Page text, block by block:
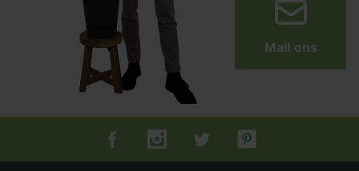
Mail ons
Tuincentrum.nl op Facebook
Tuincentrum.nl op Instagram
Tuincentrum.nl op Twitter
Tuincentrum.nl op